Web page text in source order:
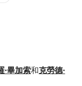
·畢加索和克勞德·